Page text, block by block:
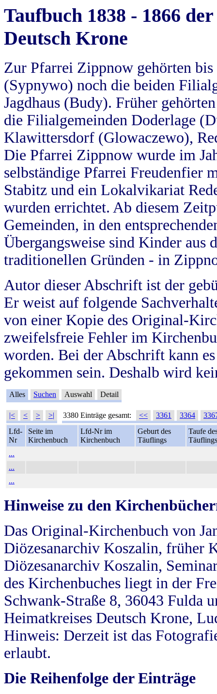
Taufbuch 1838 - 1866
Deutsch Krone
Zur Pfarrei Zippnow gehörten
(Sypnywo) noch die beiden
Jagdhaus (Budy). Früher
die Filialgemeinden Doderlage
Klawittersdorf (Glowaczewo),
Die Pfarrei Zippnow wurde im
selbständige Pfarrei Freudenfier
Stabitz und ein Lokalvikariat
wurden errichtet. Ab diesem
Gemeinden, in den
Übergangsweise sind Kinder aus
traditionellen Gründen - in
Autor dieser Abschrift ist der
Er weist auf folgende
von einer Kopie des Original-
zweifelsfreie Fehler im
worden. Bei der Abschrift kann
gekommen sein. Deshalb wird
Alles Suchen Auswahl Detail
|< < > >| 3380 Einträge gesamt: << 3361 3364
Lfd-
Nr
Seite im
Kirchenbuch
Lfd-Nr im
Kirchenbuch
Geburt des
Täuflings
Taufe
Täuflings
...
...
...
Hinweise zu den
Das Original-Kirchenbuch von
Diözesanarchiv Koszalin, früher
Diözesanarchiv Koszalin,
des Kirchenbuches liegt in der
Schwank-Straße 8, 36043 Fulda
Heimatkreises Deutsch Krone,
Hinweis: Derzeit ist das
erlaubt.
Die Reihenfolge der Einträge